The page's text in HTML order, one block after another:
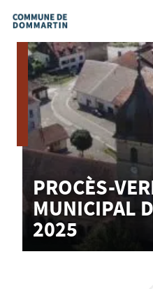
PROCÈS-
MUNICIPAL
2025